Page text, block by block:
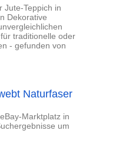
Jute-Teppich in
Dekorative
traditionelle oder
- gefunden von
Naturfaser
Marktplatz in
um